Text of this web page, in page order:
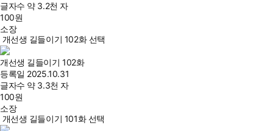
글자수 약 3.2천 자
100원
소장
개선생 길들이기 102화 선택
개선생 길들이기 102화
등록일 2025.10.31
글자수 약 3.3천 자
100원
소장
개선생 길들이기 101화 선택